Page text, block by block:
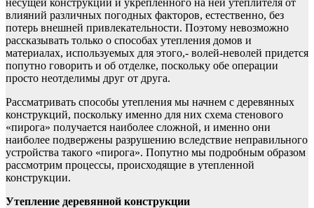
влияний различных погодных факторов, естественно, без
потерь внешней привлекательности. Поэтому невозможно
рассказывать только о способах утепления домов и
материалах, используемых для этого,- волей-неволей придется
попутно говорить и об отделке, поскольку обе операции
просто неотделимы друг от друга.
Рассматривать способы утепления мы начнем с деревянных
конструкций, поскольку именно для них схема стенового
«пирога» получается наиболее сложной, и именно они
наиболее подвержены разрушению вследствие неправильного
устройства такого «пирога». Попутно мы подробным образом
рассмотрим процессы, происходящие в утепленной
конструкции.
Утепление деревянной конструкции